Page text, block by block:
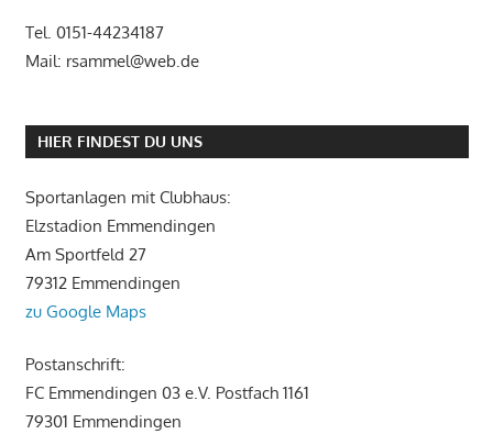
Tel. 0151-44234187
Mail: rsammel@web.de
HIER FINDEST DU UNS
Sportanlagen mit Clubhaus:
Elzstadion Emmendingen
Am Sportfeld 27
79312 Emmendingen
zu Google Maps
Postanschrift:
FC Emmendingen 03 e.V. Postfach 1161
79301 Emmendingen